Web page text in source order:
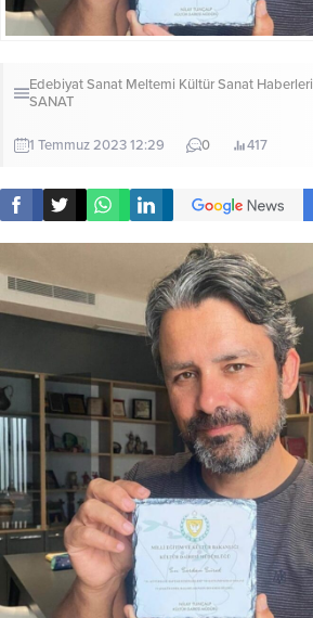
Edebiyat Sanat Meltemi Kültür Sanat Haberleri
SANAT
1 Temmuz 2023 12:29 0 417